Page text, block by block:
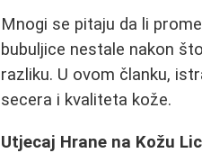
Mnogi se pitaju da li
bubuljice nestale nakon
razliku. U ovom članku,
secera i kvaliteta kože.
Utjecaj Hrane na Kožu